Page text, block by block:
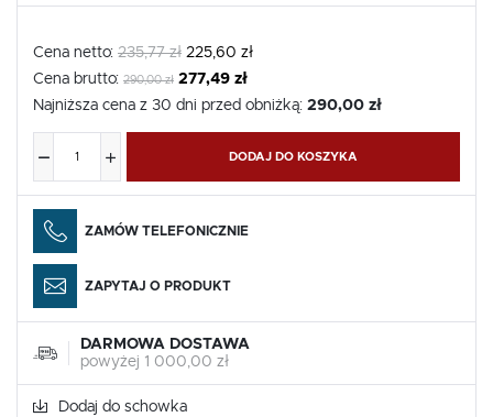
Cena netto: 235,77 zł 225,60 zł
Cena brutto: 290,00 zł 277,49 zł
Najniższa cena z 30 dni przed obniżką: 290,00 zł
DODAJ DO KOSZYKA
ZAMÓW TELEFONICZNIE
ZAPYTAJ O PRODUKT
DARMOWA DOSTAWA
powyżej 1 000,00 zł
Dodaj do schowka